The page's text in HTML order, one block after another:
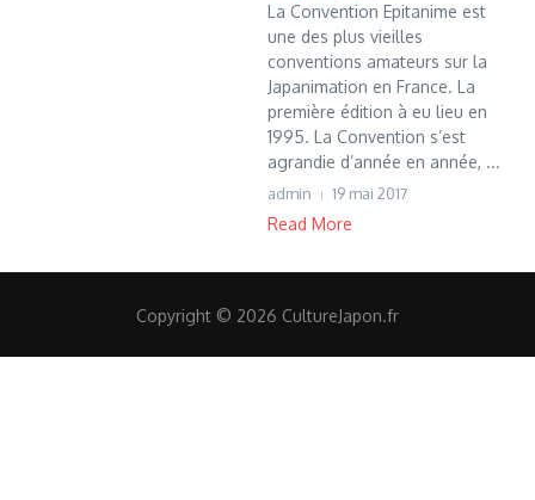
La Convention Epitanime est
une des plus vieilles
conventions amateurs sur la
Japanimation en France. La
première édition à eu lieu en
1995. La Convention s’est
agrandie d’année en année, ...
admin 19 mai 2017
Read More